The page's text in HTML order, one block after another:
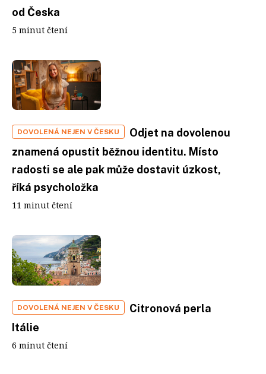
od Česka
5 minut čtení
DOVOLENÁ NEJEN V ČESKU
Odjet na dovolenou
znamená opustit běžnou identitu. Místo
radosti se ale pak může dostavit úzkost,
říká psycholožka
11 minut čtení
DOVOLENÁ NEJEN V ČESKU
Citronová perla
Itálie
6 minut čtení